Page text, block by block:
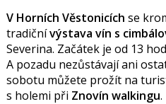
V Horních Věstonicích se
tradičnívýstava vín s
Severina. Začátek je od 13
A pozadu nezůstávají ani
sobotu můžete prožít na
s holemi při Znovín walkingu